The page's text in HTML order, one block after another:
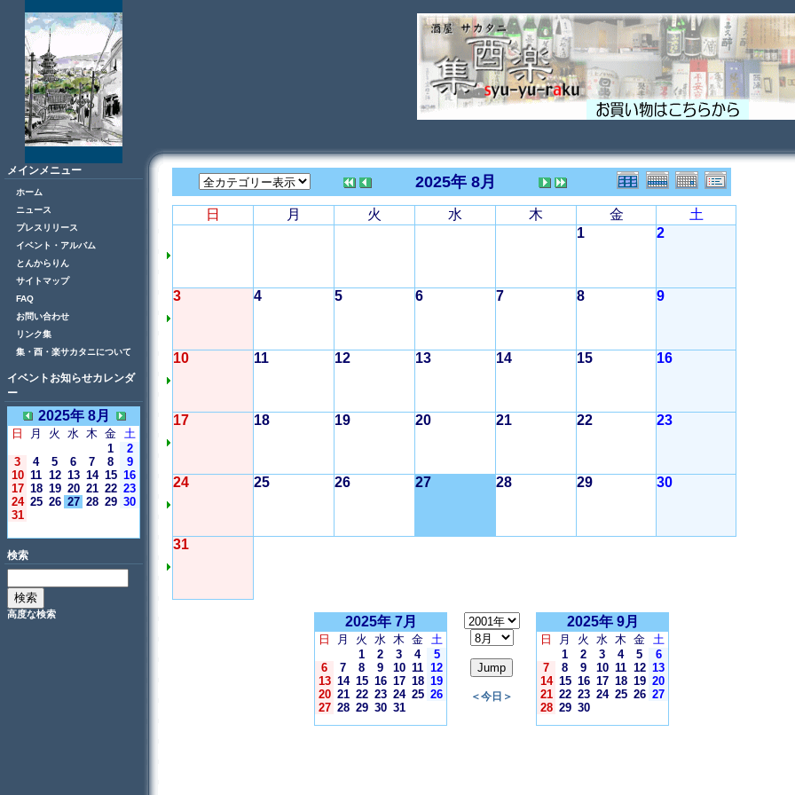
メインメニュー
ホーム
ニュース
プレスリリース
イベント・アルバム
とんからりん
サイトマップ
FAQ
お問い合わせ
リンク集
集・酉・楽サカタニについて
イベントお知らせカレンダ
ー
2025年 8月
日 月 火 水 木 金 土
1
2
3
4 5 6 7 8
9
10 11 12 13 14 15 16
17 18 19 20 21 22 23
24 25 26 27 28 29 30
31
検索
高度な検索
2025年 8月
日 月 火 水 木 金
土
1
2
3 4 5 6 7 8 9
10 11 12 13 14 15 16
17 18 19 20 21 22 23
24 25 26 27 28 29 30
31
2025年 7月
日 月 火 水 木 金 土
1
2 3 4
5
6
7 8 9 10 11 12
13 14 15 16 17 18 19
20 21 22 23 24 25 26
27 28 29 30 31
＜今日＞
2025年 9月
日 月 火 水 木 金 土
1
2 3 4 5
6
7
8 9 10 11 12 13
14 15 16 17 18 19 20
21 22 23 24 25 26 27
28 29 30